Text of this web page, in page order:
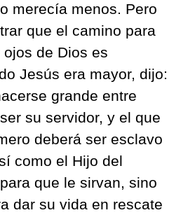
merecía menos. Pero
que el camino para
de Dios es
Jesús era mayor, dijo:
grande entre
su servidor, y el que
deberá ser esclavo
como el Hijo del
que le sirvan, sino
dar su vida en rescate